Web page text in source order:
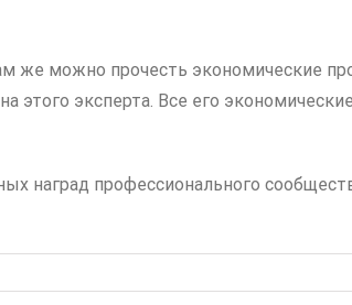
же можно прочесть экономические
этого эксперта. Все его
наград профессионального